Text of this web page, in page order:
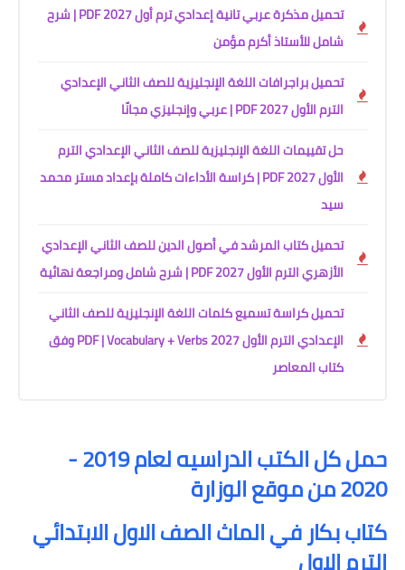
تحميل مذكرة عربي تانية إعدادي ترم أول 2027 PDF | شرح
شامل للأستاذ أكرم مؤمن
تحميل براجرافات اللغة الإنجليزية للصف الثاني الإعدادي
الترم الأول 2027 PDF | عربي وإنجليزي مجانًا
حل تقييمات اللغة الإنجليزية للصف الثاني الإعدادي الترم
الأول 2027 PDF | كراسة الأداءات كاملة بإعداد مستر محمد
سيد
تحميل كتاب المرشد في أصول الدين للصف الثاني الإعدادي
الأزهري الترم الأول 2027 PDF | شرح شامل ومراجعة نهائية
تحميل كراسة تسميع كلمات اللغة الإنجليزية للصف الثاني
الإعدادي الترم الأول 2027 PDF | Vocabulary + Verbs وفق
كتاب المعاصر
حمل كل الكتب الدراسيه لعام 2019 -
2020 من موقع الوزارة
كتاب بكار في الماث الصف الاول الابتدائي